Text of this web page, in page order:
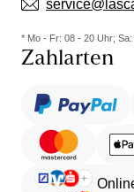
* Mo - Fr: 08 - 20 Uhr;
Zahlarten